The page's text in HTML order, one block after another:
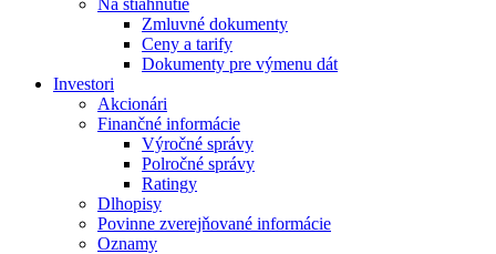
Na stiahnutie
Zmluvné dokumenty
Ceny a tarify
Dokumenty pre výmenu dát
Investori
Akcionári
Finančné informácie
Výročné správy
Polročné správy
Ratingy
Dlhopisy
Povinne zverejňované informácie
Oznamy